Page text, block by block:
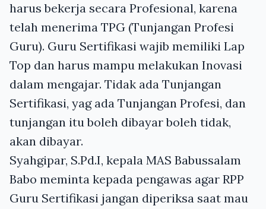
harus bekerja secara Profesional, karena
telah menerima TPG (Tunjangan Profesi
Guru). Guru Sertifikasi wajib memiliki Lap
Top dan harus mampu melakukan Inovasi
dalam mengajar. Tidak ada Tunjangan
Sertifikasi, yag ada Tunjangan Profesi, dan
tunjangan itu boleh dibayar boleh tidak,
akan dibayar.
Syahgipar, S.Pd.I, kepala MAS Babussalam
Babo meminta kepada pengawas agar RPP
Guru Sertifikasi jangan diperiksa saat mau